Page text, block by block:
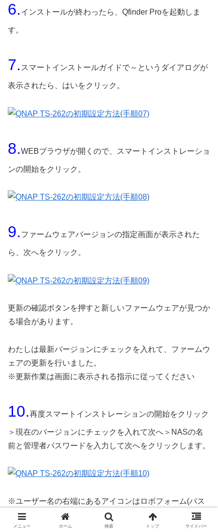
6. インストールが終わったら、Qfinder Proを起動しま
す。
7. スマートインストールガイドで～というダイアログが
表示されたら、はいをクリック。
8.WEBブラウザが開くので、スマートインストレーショ
ンの開始をクリック。
9. ファームウェアバージョンの指定画面が表示された
ら、次へをクリック。
更新の確認ボタンを押すと新しいファームウェアが見つか
る場合があります。
わたしは最新バージョンにチェックを入れて、ファームウ
ェアの更新を行いました。
※更新作業は画面に表示される指示に従ってください
10.再度スマートインストレーションの開始をクリック
＞現在のバージョンにチェックを入れて次へ＞NASの名
前と管理者パスワードを入力して次へをクリックします。
※ユーザー名の右端にあるアイコンはロボフォーム(パス
ワード管理ソフト)のものなので、通常は表示されません
メニュー ホーム 検索 トップ サイドバー